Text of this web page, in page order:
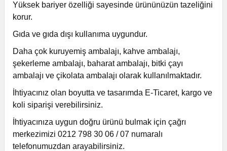
Yüksek bariyer özelliği sayesinde ürününüzün tazeliğini
korur.
Gıda ve gıda dışı kullanıma uygundur.
Daha çok kuruyemiş ambalajı, kahve ambalajı,
şekerleme ambalajı, baharat ambalajı, bitki çayı
ambalajı ve çikolata ambalajı olarak kullanılmaktadır.
İhtiyacınız olan boyutta ve tasarımda E-Ticaret, kargo ve
koli siparişi verebilirsiniz.
İhtiyacınıza uygun doğru ürünü bulmak için çağrı
merkezimizi 0212 798 30 06 / 07 numaralı
telefonumuzdan arayabilirsiniz.